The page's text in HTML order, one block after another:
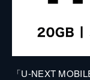
「U-NEXT